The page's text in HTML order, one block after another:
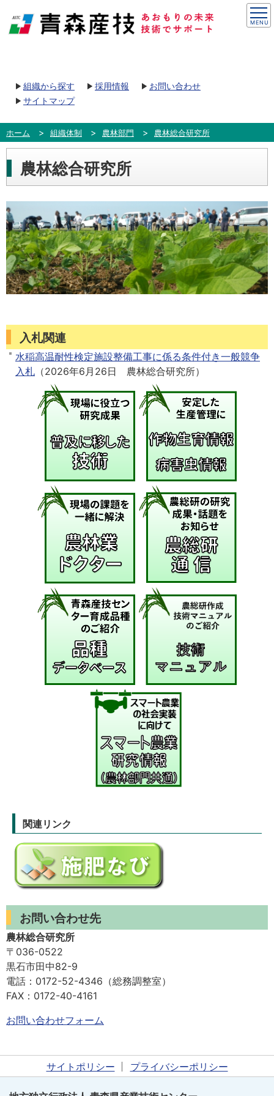
組織から探す 採用情報
お問い合わせ
サイトマップ
ホーム 組織体制 農林部門 農林総合研究所
農林総合研究所
入札関連
水稲高温耐性検定施設整備工事に係る条件付き一般競争
入札 （2026年6月26日 農林総合研究所）
関連リンク
お問い合わせ先
農林総合研究所
〒036-0522
黒石市田中82-9
電話：0172-52-4346（総務調整室）
FAX：0172-40-4161
お問い合わせフォーム
サイトポリシー プライバシーポリシー